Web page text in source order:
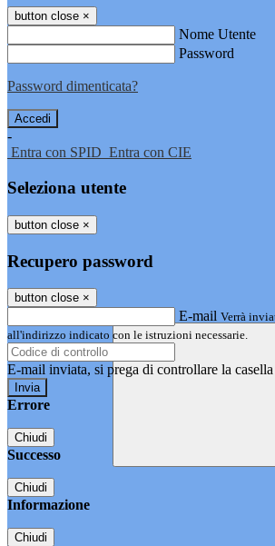
button close ×
Nome Utente
Password
Password dimenticata?
-
Entra con SPID Entra con CIE
Seleziona utente
button close ×
Recupero password
button close ×
E-mail Verrà
all'indirizzo indicato con le istruzioni necessarie.
E-mail inviata, si prega di controllare la
Errore
Chiudi
Successo
Chiudi
Informazione
Chiudi